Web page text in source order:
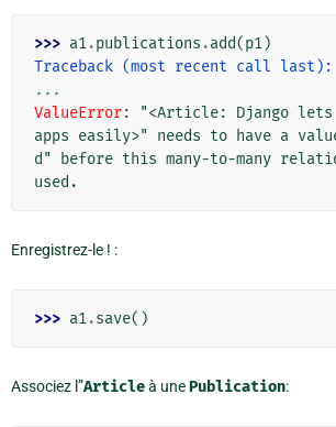
>>> a1.publications .add(p1)
Traceback (most recent call last):
...
ValueError:
"<Article: Django lets
apps easily>" needs to have a
d" before this many-to-many
used.
Enregistrez-le ! :
>>> a1.save()
Associez l”Articleà unePublication: